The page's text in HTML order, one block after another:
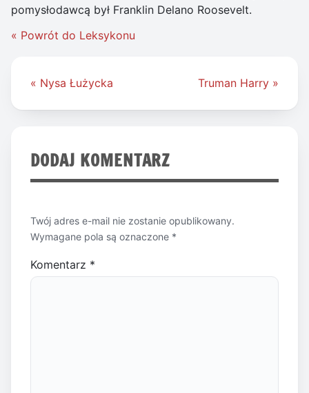
pomysłodawcą był Franklin Delano Roosevelt.
« Powrót do Leksykonu
Nawigacja
« Nysa Łużycka Truman Harry »
DODAJ KOMENTARZ
Twój adres e-mail nie zostanie opublikowany.
Wymagane pola są oznaczone *
Komentarz *